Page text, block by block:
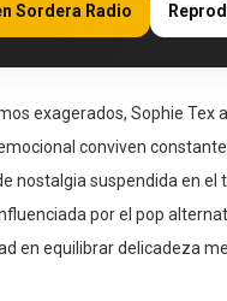
Sordera Radio
exagerados, Sophie
conviven
nostalgia suspendida en
por el pop
en equilibrar delicadeza